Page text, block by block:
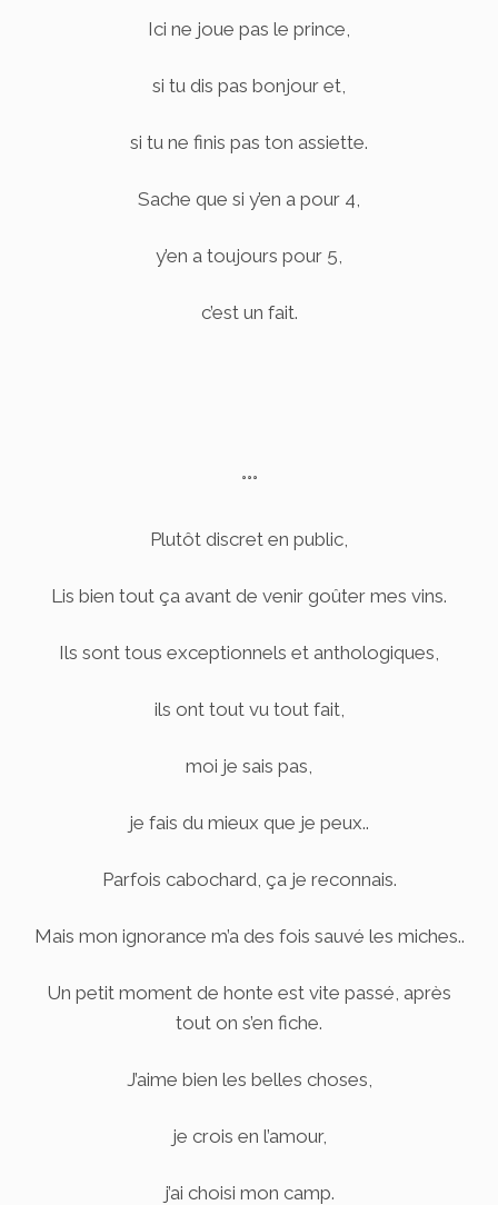
Ici ne joue pas le prince,
si tu dis pas bonjour et,
si tu ne finis pas ton assiette.
Sache que si y’en a pour 4,
y’en a toujours pour 5,
c’est un fait.
°°°
Plutôt discret en public,
Lis bien tout ça avant de venir goûter mes vins.
Ils sont tous exceptionnels et anthologiques,
ils ont tout vu tout fait,
moi je sais pas,
je fais du mieux que je peux..
Parfois cabochard, ça je reconnais.
Mais mon ignorance m’a des fois sauvé les miches..
Un petit moment de honte est vite passé, après
tout on s’en fiche.
J’aime bien les belles choses,
je crois en l’amour,
j’ai choisi mon camp.